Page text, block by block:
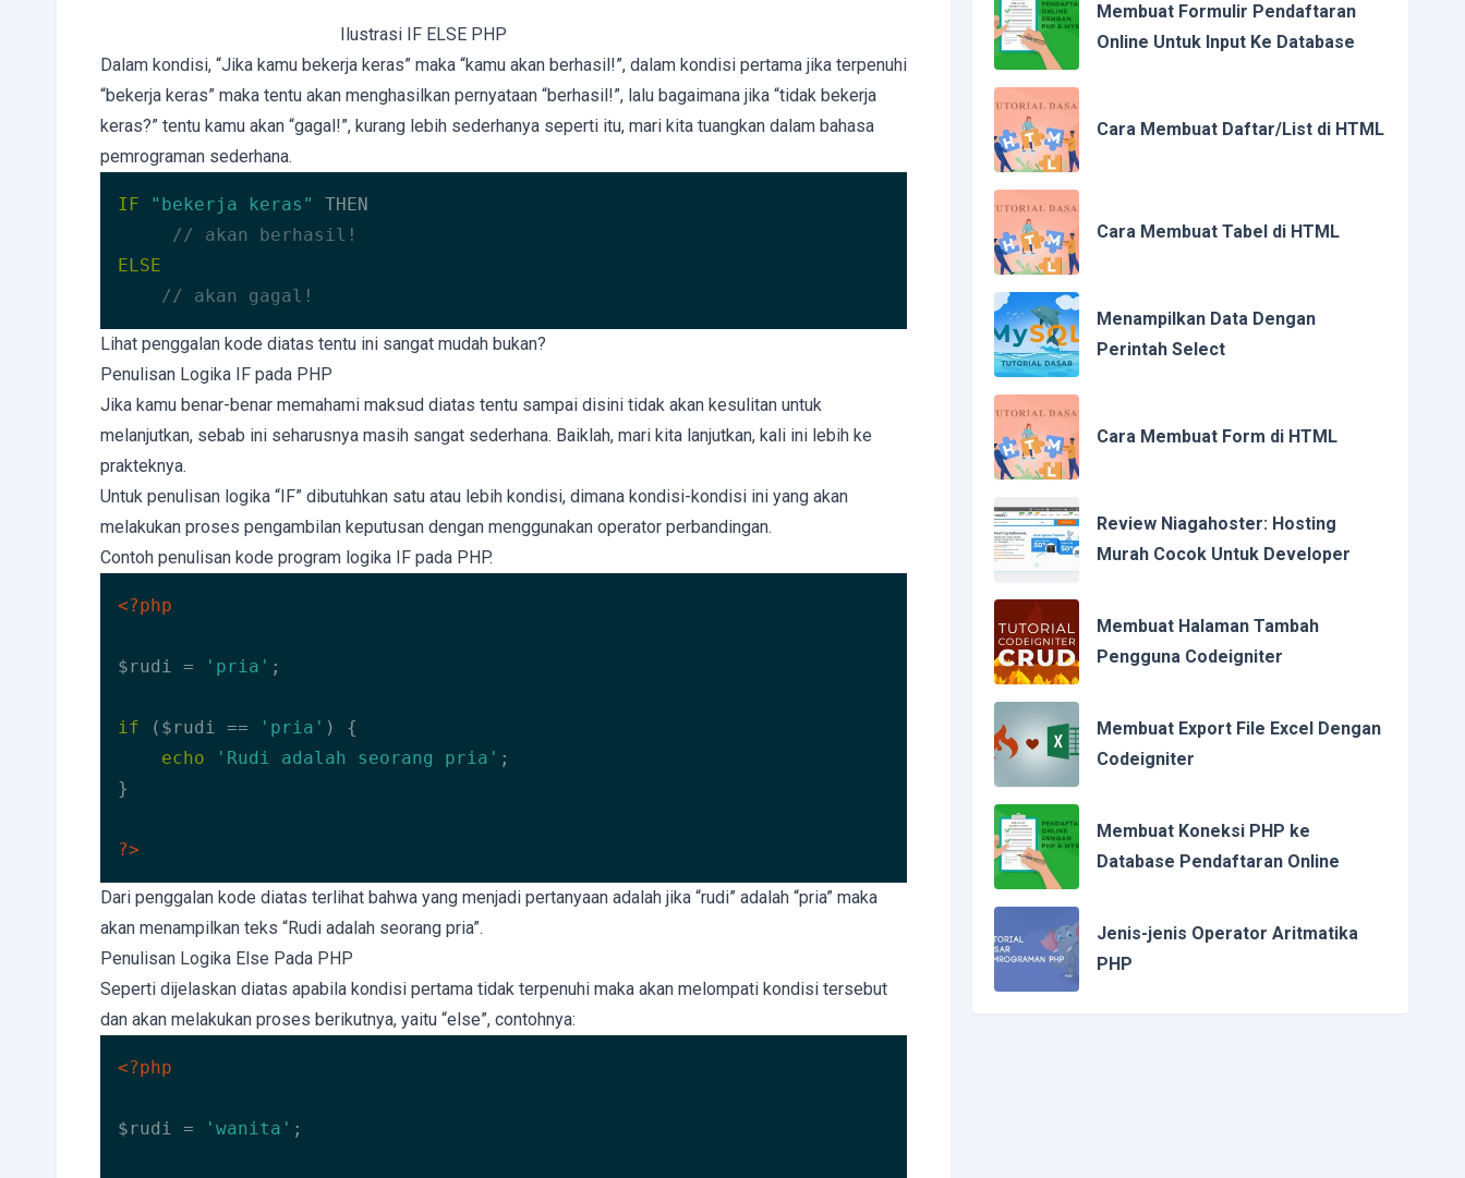
Ilustrasi IF ELSE PHP
Dalam kondisi, “Jika kamu bekerja keras” maka “kamu akan berhasil!”, dalam kondisi pertama jika terpenuhi
“bekerja keras” maka tentu akan menghasilkan pernyataan “berhasil!”, lalu bagaimana jika “tidak bekerja
keras?” tentu kamu akan “gagal!”, kurang lebih sederhanya seperti itu, mari kita tuangkan dalam bahasa
pemrograman sederhana.
IF "bekerja keras"
THEN
// akan berhasil!
ELSE
// akan gagal!
Code language: PHP (php)
Lihat penggalan kode diatas tentu ini sangat mudah bukan?
Penulisan Logika IF pada PHP
Jika kamu benar-benar memahami maksud diatas tentu sampai disini tidak akan kesulitan untuk
melanjutkan, sebab ini seharusnya masih sangat sederhana. Baiklah, mari kita lanjutkan, kali ini lebih ke
prakteknya.
Untuk penulisan logika “IF” dibutuhkan satu atau lebih kondisi, dimana kondisi-kondisi ini yang akan
melakukan proses pengambilan keputusan dengan menggunakan operator perbandingan.
Contoh penulisan kode program logika IF pada PHP.
<?php
$rudi = 'pria' ;
if ($rudi == 'pria' ) {
echo
'Rudi adalah seorang pria' ;
}
?>
Code language: HTML, XML (xml)
Dari penggalan kode diatas terlihat bahwa yang menjadi pertanyaan adalah jika “rudi” adalah “pria” maka
akan menampilkan teks “Rudi adalah seorang pria”.
Penulisan Logika Else Pada PHP
Seperti dijelaskan diatas apabila kondisi pertama tidak terpenuhi maka akan melompati kondisi tersebut
dan akan melakukan proses berikutnya, yaitu “else”, contohnya:
<?php
$rudi = 'wanita' ;
Membuat Formulir Pendaftaran
Online Untuk Input Ke Database
Cara Membuat Daftar/List di HTML
Cara Membuat Tabel di HTML
Menampilkan Data Dengan
Perintah Select
Cara Membuat Form di HTML
Review Niagahoster: Hosting
Murah Cocok Untuk Developer
Membuat Halaman Tambah
Pengguna Codeigniter
Membuat Export File Excel Dengan
Codeigniter
Membuat Koneksi PHP ke
Database Pendaftaran Online
Jenis-jenis Operator Aritmatika
PHP